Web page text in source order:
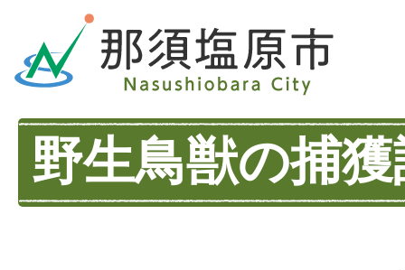
野生鳥獣の捕